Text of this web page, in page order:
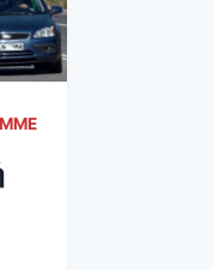
ΜΜΕ